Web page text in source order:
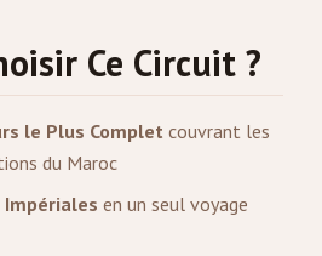
Ce Circuit ?
le Plus Complet couvrant les
du Maroc
en un seul voyage